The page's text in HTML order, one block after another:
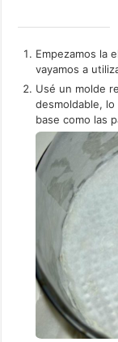
Empezamos la
vayamos a
Usé un molde
desmoldable,
base como las